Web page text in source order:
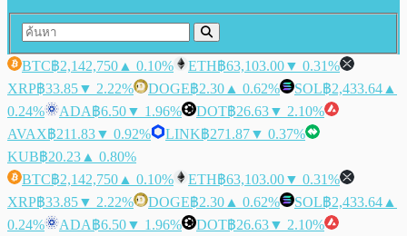
BTC฿2,142,750 ▲ 0.10% ETH฿63,103.00▼ 0.31%
XRP฿33.85▼ 2.22% DOGE฿2.30 ▲ 0.62% SOL฿2,433.64 ▲
0.24%
ADA฿6.50▼ 1.96% DOT฿26.63▼ 2.10%
AVAX฿211.83▼ 0.92% LINK฿271.87▼ 0.37%
KUB฿20.23 ▲ 0.80%
BTC฿2,142,750 ▲ 0.10% ETH฿63,103.00▼ 0.31%
XRP฿33.85▼ 2.22% DOGE฿2.30 ▲ 0.62% SOL฿2,433.64 ▲
0.24%
ADA฿6.50▼ 1.96% DOT฿26.63▼ 2.10%